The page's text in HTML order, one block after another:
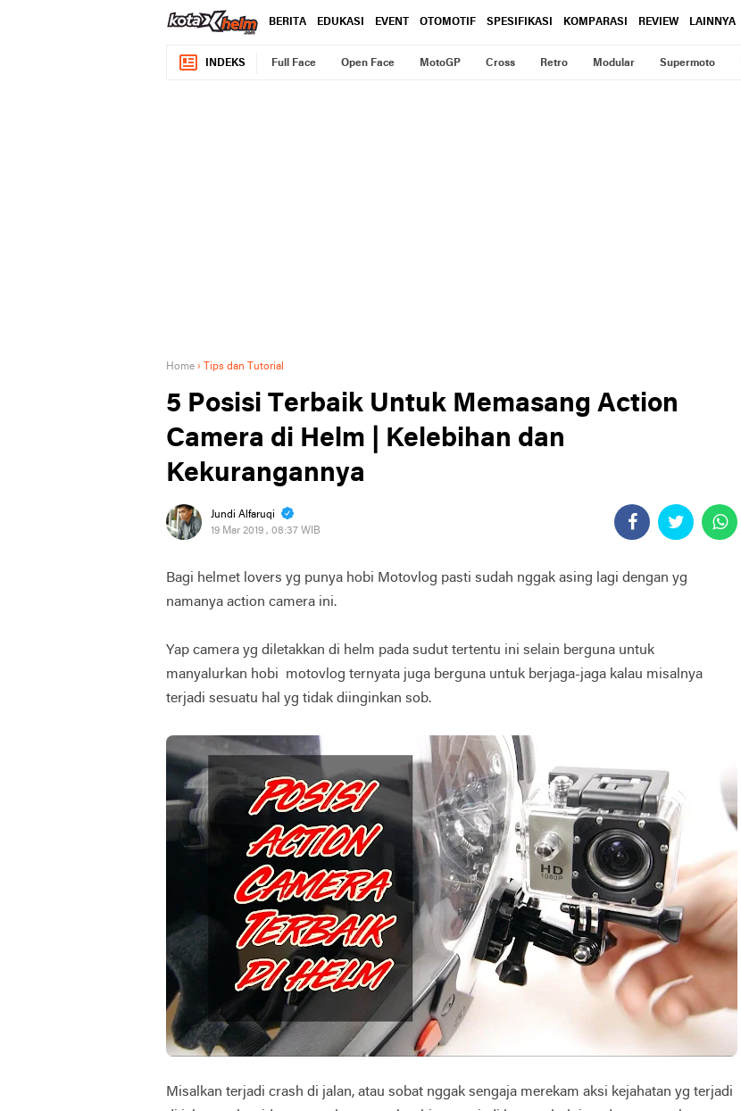
BERITA EDUKASI EVENT OTOMOTIF SPESIFIKASI KOMPARASI REVIEW LAINNYA
INDEKS Full Face Open Face MotoGP Cross Retro Modular Supermoto
Home › Tips dan Tutorial
5 Posisi Terbaik Untuk Memasang Action
Camera di Helm | Kelebihan dan
Kekurangannya
Jundi Alfaruqi
19 Mar 2019 , 08:37 WIB
Bagi helmet lovers yg punya hobi Motovlog pasti sudah nggak asing lagi dengan yg
namanya action camera ini.
Yap camera yg diletakkan di helm pada sudut tertentu ini selain berguna untuk
manyalurkan hobi motovlog ternyata juga berguna untuk berjaga-jaga kalau misalnya
terjadi sesuatu hal yg tidak diinginkan sob.
Misalkan terjadi crash di jalan, atau sobat nggak sengaja merekam aksi kejahatan yg terjadi